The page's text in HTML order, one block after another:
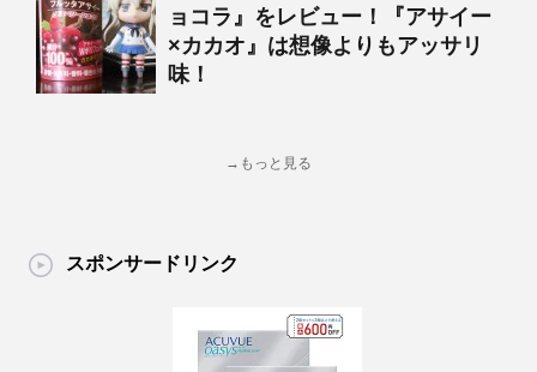
ョコラ』をレビュー！『アサイー
×カカオ』は想像よりもアッサリ
味！
→もっと見る
スポンサードリンク